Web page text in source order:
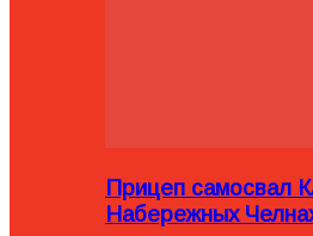
Прицеп самосвал
Набережных